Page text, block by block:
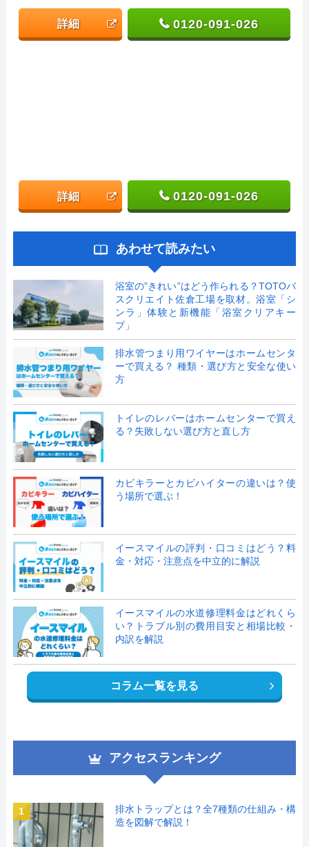
詳細 0120-091-026
詳細 0120-091-026
あわせて読みたい
浴室の”きれい”はどう作られる？TOTOバ
スクリエイト佐倉工場を取材。浴室「シ
ンラ」体験と新機能「浴室クリアキー
プ」
排水管つまり用ワイヤーはホームセンタ
ーで買える？ 種類・選び方と安全な使い
方
トイレのレバーはホームセンターで買え
る？失敗しない選び方と直し方
カビキラーとカビハイターの違いは？使
う場所で選ぶ！
イースマイルの評判・口コミはどう？料
金・対応・注意点を中立的に解説
イースマイルの水道修理料金はどれくら
い？トラブル別の費用目安と相場比較・
内訳を解説
コラム一覧を見る
アクセスランキング
1
排水トラップとは？全7種類の仕組み・構
造を図解で解説！